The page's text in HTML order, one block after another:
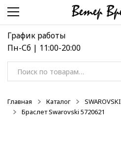
Перейти
навигации
Перейти
содержимому
График работы
Пн-Сб | 11:00-20:00
Искать:
Главная Каталог SWAROVSKI
Браслет Swarovski 5720621